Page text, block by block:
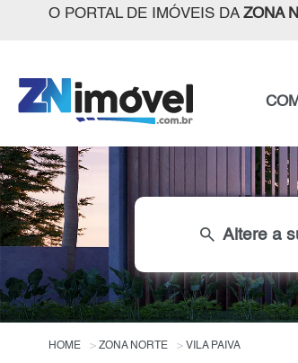
O PORTAL DE IMÓVEIS DA ZONA
search Altere a
HOME ZONA NORTE VILA PAIVA